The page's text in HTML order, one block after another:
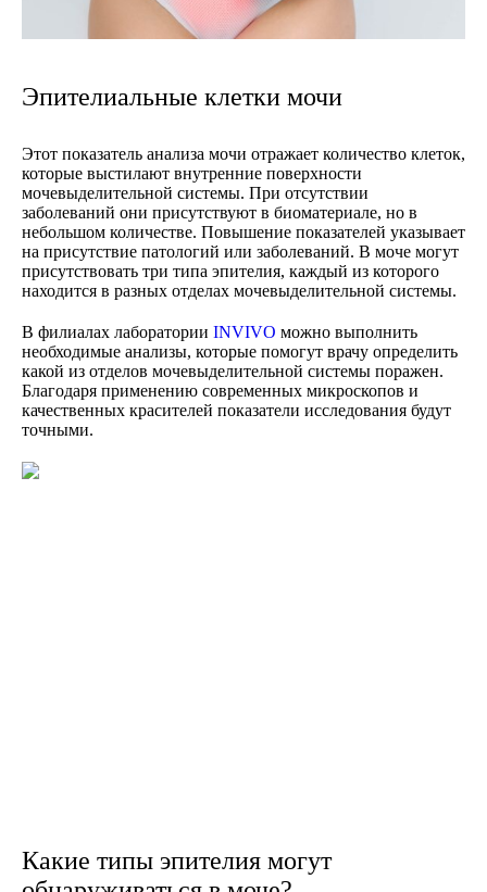
Эпителиальные клетки мочи
Этот показатель анализа мочи отражает количество клеток,
которые выстилают внутренние поверхности
мочевыделительной системы. При отсутствии
заболеваний они присутствуют в биоматериале, но в
небольшом количестве. Повышение показателей указывает
на присутствие патологий или заболеваний. В моче могут
присутствовать три типа эпителия, каждый из которого
находится в разных отделах мочевыделительной системы.
В филиалах лаборатории INVIVO можно выполнить
необходимые анализы, которые помогут врачу определить
какой из отделов мочевыделительной системы поражен.
Благодаря применению современных микроскопов и
качественных красителей показатели исследования будут
точными.
Какие типы эпителия могут